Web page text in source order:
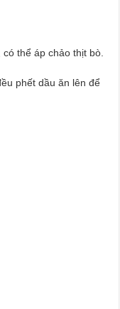
thể áp chảo thịt bò.
phết dầu ăn lên để